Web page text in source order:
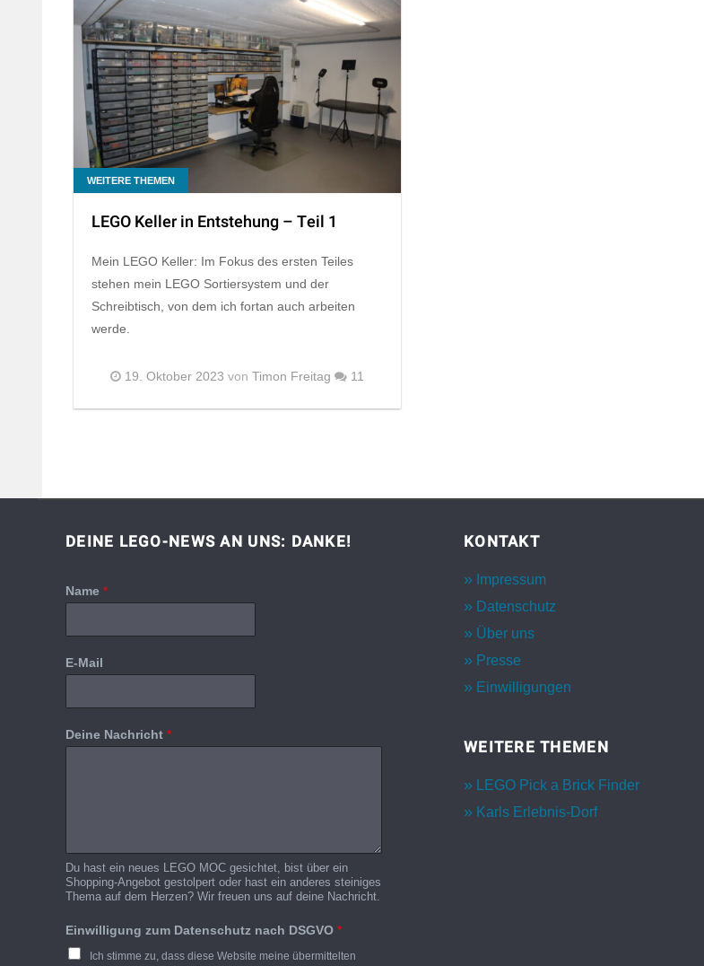
WEITERE THEMEN
LEGO Keller in Entstehung – Teil 1
Mein LEGO Keller: Im Fokus des ersten Teiles
stehen mein LEGO Sortiersystem und der
Schreibtisch, von dem ich fortan auch arbeiten
werde.
19. Oktober 2023 von Timon Freitag 11
DEINE LEGO-NEWS AN UNS: DANKE!
Name *
E-Mail
Deine Nachricht *
Du hast ein neues LEGO MOC gesichtet, bist über ein
Shopping-Angebot gestolpert oder hast ein anderes steiniges
Thema auf dem Herzen? Wir freuen uns auf deine Nachricht.
Einwilligung zum Datenschutz nach DSGVO *
Ich stimme zu, dass diese Website meine übermittelten
KONTAKT
Impressum
Datenschutz
Über uns
Presse
Einwilligungen
WEITERE THEMEN
LEGO Pick a Brick Finder
Karls Erlebnis-Dorf